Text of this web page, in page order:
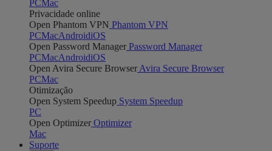
PCMac
Privacidade online
Open Phantom VPN Phantom VPN
PCMacAndroidiOS
Open Password Manager Password Manager
PCMacAndroidiOS
Open Avira Secure Browser Avira Secure Browser
PCMac
Otimização
Open System Speedup System Speedup
PC
Open Optimizer Optimizer
Mac
Suporte